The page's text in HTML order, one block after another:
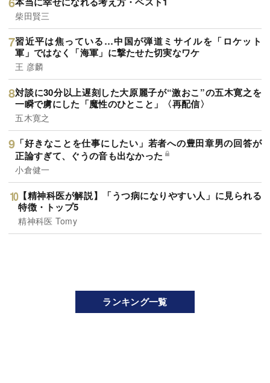
柴田賢三
習近平は焦っている…中国が弾道ミサイルを「ロケット
軍」ではなく「海軍」に撃たせた切実なワケ
王 彦麟
対談に30分以上遅刻した大原麗子が“激おこ”の五木寛之を
一瞬で虜にした「魔性のひとこと」〈再配信〉
五木寛之
「好きなことを仕事にしたい」若者への豊田章男の回答が
正論すぎて、ぐうの音も出なかった
小倉健一
【精神科医が解説】「うつ病になりやすい人」に見られる
特徴・トップ5
精神科医 Tomy
ランキング一覧